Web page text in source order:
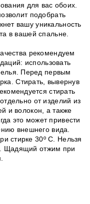
для вас обоих.
подобрать
вашу уникальность
в вашей спальне.
рекомендуем
использовать
Перед первым
Стирать, вывернув
стирать
от изделий из
и волокон, а также
это может привести
внешнего вида.
стирке 30º C. Нельзя
Щадящий отжим при